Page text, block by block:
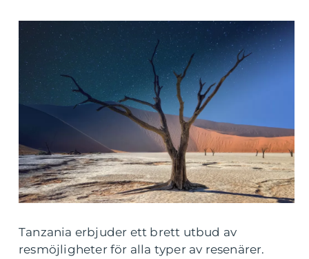
Tanzania erbjuder ett brett utbud av
resmöjligheter för alla typer av resenärer.